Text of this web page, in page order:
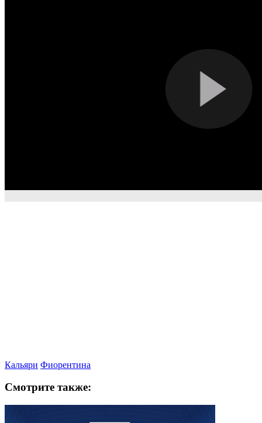
Кальяри Фиорентина
Смотрите также: